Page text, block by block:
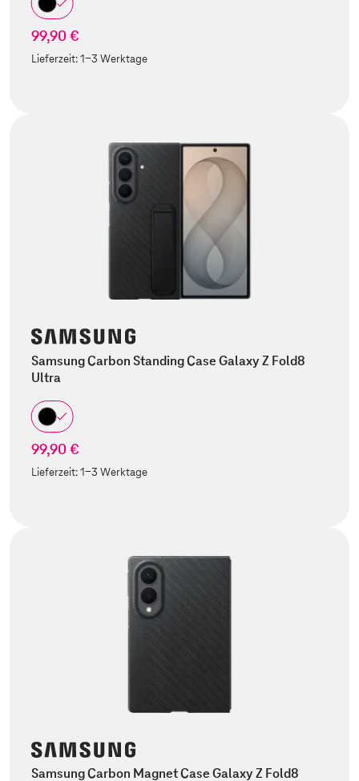
99,90 €
Lieferzeit:1-3 Werktage
Samsung Carbon Standing Case Galaxy Z Fold8
Ultra
99,90 €
Lieferzeit:1-3 Werktage
Samsung Carbon Magnet Case Galaxy Z Fold8